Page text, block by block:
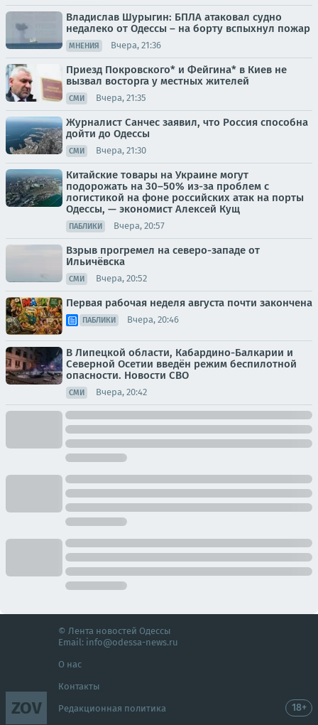
Владислав Шурыгин: БПЛА атаковал судно
недалеко от Одессы – на борту вспыхнул пожар
МНЕНИЯ Вчера, 21:36
Приезд Покровского* и Фейгина* в Киев не
вызвал восторга у местных жителей
СМИ Вчера, 21:35
Журналист Санчес заявил, что Россия способна
дойти до Одессы
СМИ Вчера, 21:30
Китайские товары на Украине могут
подорожать на 30–50% из-за проблем с
логистикой на фоне российских атак на порты
Одессы, — экономист Алексей Кущ
ПАБЛИКИ Вчера, 20:57
Взрыв прогремел на северо-западе от
Ильичёвска
СМИ Вчера, 20:52
Первая рабочая неделя августа почти закончена
ПАБЛИКИ Вчера, 20:46
В Липецкой области, Кабардино-Балкарии и
Северной Осетии введён режим беспилотной
опасности. Новости СВО
СМИ Вчера, 20:42
ZOV
© Лента новостей Одессы
Email: info@odessa-news.ru
О нас
Контакты
Редакционная политика 18+